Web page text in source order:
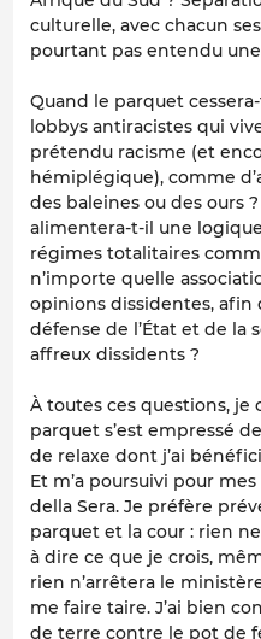
culturelle, avec chacun
pourtant pas entendu
Quand le parquet
lobbys antiracistes qui
prétendu racisme (et
hémiplégique), comme
des baleines ou des ours
alimentera-t-il une
régimes totalitaires
n’importe quelle
opinions dissidentes, afin
défense de l’État et de la
affreux dissidents ?
À toutes ces questions, je
parquet s’est empressé
de relaxe dont j’ai
Et m’a poursuivi pour
della Sera. Je préfère
parquet et la cour : rien
à dire ce que je crois,
rien n’arrêtera le
me faire taire. J’ai bien
de terre contre le pot de